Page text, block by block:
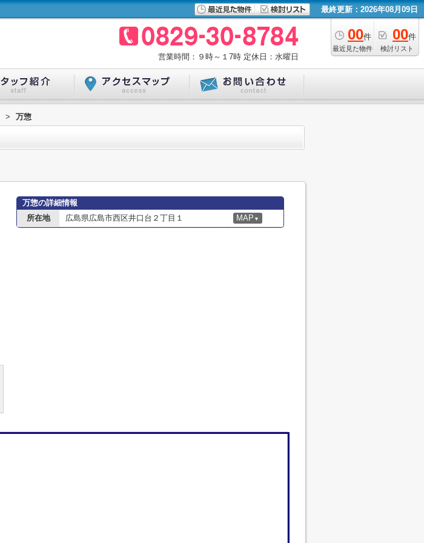
最終更新：2026年08月09日
00件
最近見た物件
00件
検討リスト
営業時間：９時～１7時 定休日：水曜日
> 万惣
万惣の詳細情報
所在地
広島県広島市西区井口台２丁目１ MAP ▼